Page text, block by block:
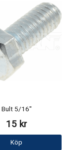
Bult 5/16"
15 kr
Köp